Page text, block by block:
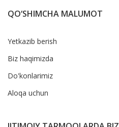
QO‘SHIMCHA MALUMOT
Yetkazib berish
Biz haqimizda
Do'konlarimiz
Aloqa uchun